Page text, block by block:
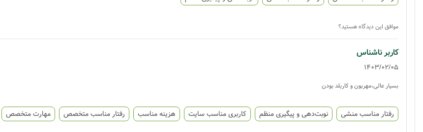
موافق این دیدگاه هستید؟
کاربر ناشناس
1403/02/05
بسیار عالی،مهربون و کاربلد بودن
رفتار مناسب منشی نوبت‌دهی و پیگیری منظم کاربری مناسب سایت هزینه مناسب رفتار مناسب متخصص مهارت متخصص